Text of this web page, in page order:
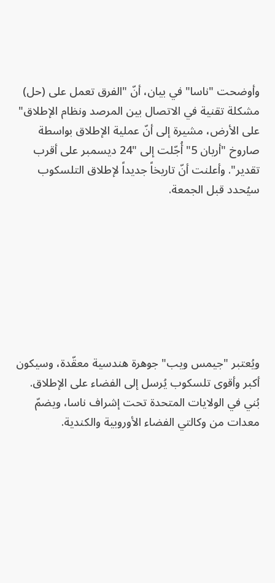
وأوضحت "ناسا" في بيان، أنّ "الفرق تعمل على (حل)
مشكلة تقنية في الاتصال بين المرصد ونظام الإطلاق"
على الأرض، مشيرة إلى أنّ عملية الإطلاق بواسطة
صاروخ "أريان 5" أُجّلت إلى "24 ديسمبر على أقرب
تقدير". وأعلنت أنّ تاريخاً جديداً لإطلاق التلسكوب
سيُحدد قبل الجمعة.
ويُعتبر "جيمس ويب" جوهرة هندسية معقّدة، وسيكون
أكبر وأقوى تلسكوب يُرسل إلى الفضاء على الإطلاق.
بُني في الولايات المتحدة تحت إشراف ناسا، ويضمّ
معدات من وكالتي الفضاء الأوروبية والكندية.